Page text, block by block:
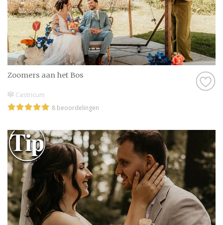
Zoomers aan het Bos
Castricum
8 beoordelingen